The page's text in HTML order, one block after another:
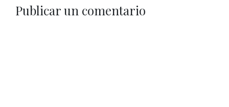
Publicar un comentario